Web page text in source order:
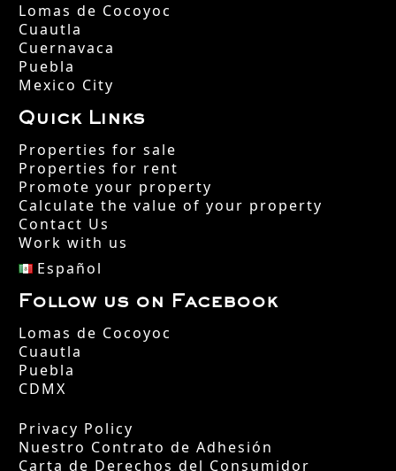
Lomas de Cocoyoc
Cuautla
Cuernavaca
Puebla
Mexico City
Quick Links
Properties for sale
Properties for rent
Promote your property
Calculate the value of your property
Contact Us
Work with us
Español
Follow us on Facebook
Lomas de Cocoyoc
Cuautla
Puebla
CDMX
Privacy Policy
Nuestro Contrato de Adhesión
Carta de Derechos del Consumidor